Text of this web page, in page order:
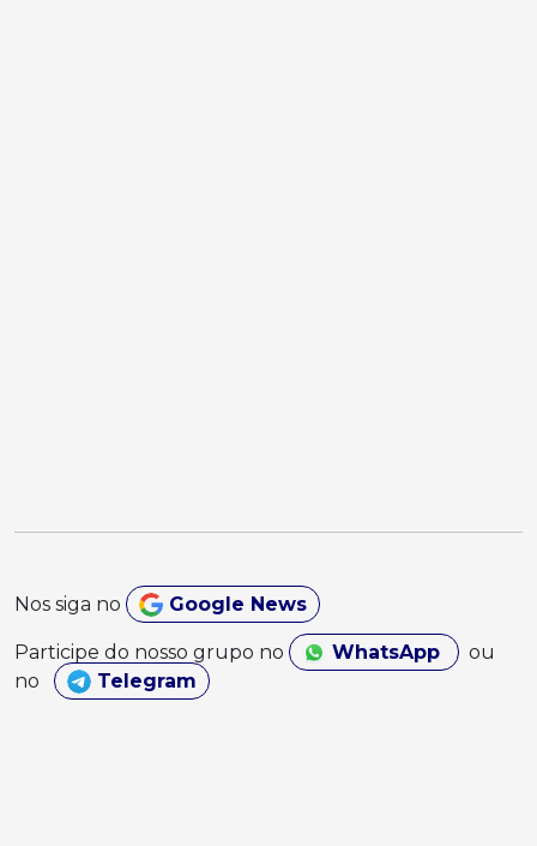
Nos siga no Google News
Participe do nosso grupo no WhatsApp
ou
no
Telegram